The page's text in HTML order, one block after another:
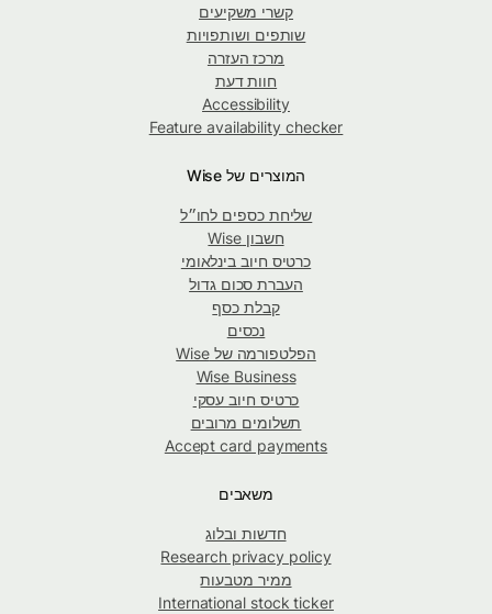
קשרי משקיעים
שותפים ושותפויות
מרכז העזרה
חוות דעת
Accessibility
Feature availability checker
המוצרים של Wise
שליחת כספים לחו״ל
חשבון Wise
כרטיס חיוב בינלאומי
העברת סכום גדול
קבלת כסף
נכסים
הפלטפורמה של Wise
Wise Business
כרטיס חיוב עסקי
תשלומים מרובים
Accept card payments
משאבים
חדשות ובלוג
Research privacy policy
ממיר מטבעות
International stock ticker